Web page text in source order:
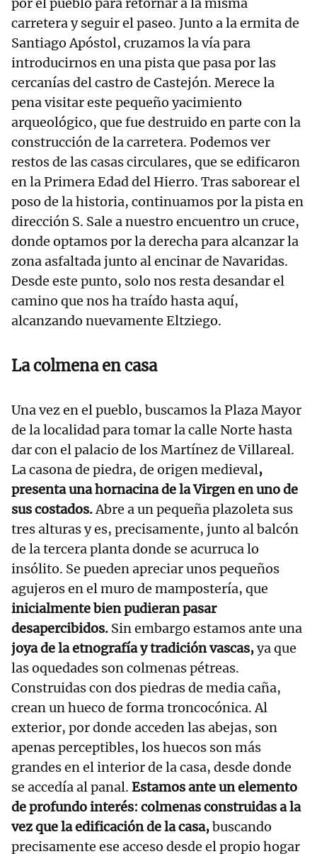
por el pueblo para retornar a la misma
carretera y seguir el paseo. Junto a la ermita de
Santiago Apóstol, cruzamos la vía para
introducirnos en una pista que pasa por las
cercanías del castro de Castejón. Merece la
pena visitar este pequeño yacimiento
arqueológico, que fue destruido en parte con la
construcción de la carretera. Podemos ver
restos de las casas circulares, que se edificaron
en la Primera Edad del Hierro. Tras saborear el
poso de la historia, continuamos por la pista en
dirección S. Sale a nuestro encuentro un cruce,
donde optamos por la derecha para alcanzar la
zona asfaltada junto al encinar de Navaridas.
Desde este punto, solo nos resta desandar el
camino que nos ha traído hasta aquí,
alcanzando nuevamente Eltziego.
La colmena en casa
Una vez en el pueblo, buscamos la Plaza Mayor
de la localidad para tomar la calle Norte hasta
dar con el palacio de los Martínez de Villareal.
La casona de piedra, de origen medieval,
presenta una hornacina de la Virgen en uno de
sus costados.Abre a un pequeña plazoleta sus
tres alturas y es, precisamente, junto al balcón
de la tercera planta donde se acurruca lo
insólito. Se pueden apreciar unos pequeños
agujeros en el muro de mampostería, que
inicialmente bien pudieran pasar
desapercibidos. Sin embargo estamos ante una
joya de la etnografía y tradición vascas,ya que
las oquedades son colmenas pétreas.
Construidas con dos piedras de media caña,
crean un hueco de forma troncocónica. Al
exterior, por donde acceden las abejas, son
apenas perceptibles, los huecos son más
grandes en el interior de la casa, desde donde
se accedía al panal. Estamos ante un elemento
de profundo interés: colmenas construidas a la
vez que la edificación de la casa,buscando
precisamente ese acceso desde el propio hogar